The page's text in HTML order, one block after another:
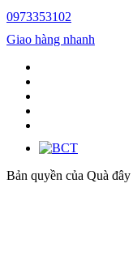
0973353102
Giao hàng nhanh
Bản quyền của Quà